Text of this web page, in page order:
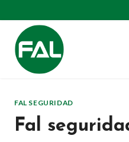
al
contenido
FAL SEGURIDAD
Fal